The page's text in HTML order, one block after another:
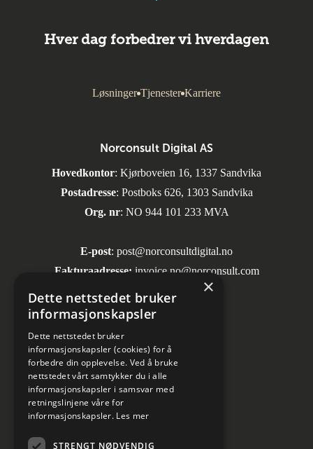
Hver dag forbedrer vi hverdagen
Løsninger Tjenester Karriere
Sosiale medier
Informasjon om personvern
Norconsult Digital AS
Hovedkontor: Kjørboveien 16, 1337 Sandvika
Postadresse: Postboks 626, 1303 Sandvika
Org. nr: NO 944 101 233 MVA
E-post: post@norconsultdigital.no
Fakturaadresse: invoice.no@norconsult.com
×
Dette nettstedet bruker
informasjonskapsler
Dette nettstedet bruker
informasjonskapsler (cookies) for å
forbedre din opplevelse. Ved å bruke
nettstedet vårt samtykker du i alle
informasjonskapsler i samsvar med
retningslinjene våre for
informasjonskapsler. Les mer
STRENGT NØDVENDIG